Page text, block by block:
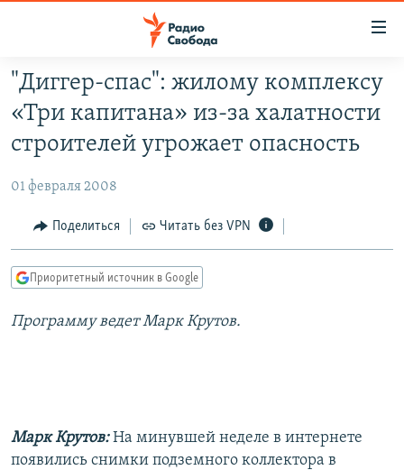
упрощенного
доступа
основному
Вернутся
главной
навигации
Вернутся
ПРОГРАММЫ
ПОДКАСТЫ
АВТОРСКИЕ ПРОЕКТЫ
ЦИТАТЫ СВОБОДЫ
МНЕНИЯ
IDEL.РЕАЛИИ
КАВКАЗ.РЕАЛИИ
ПОДПИШИТЕСЬ НА РАССЫЛКУ
"Диггер-спас": жилому комплексу
«Три капитана» из-за халатности
строителей угрожает опасность
01 февраля 2008
Поделиться Читать без VPN
Приоритетный источник в Google
Программу ведет Марк Крутов.
Марк Крутов:На минувшей неделе в интернете
появились снимки подземного коллектора в